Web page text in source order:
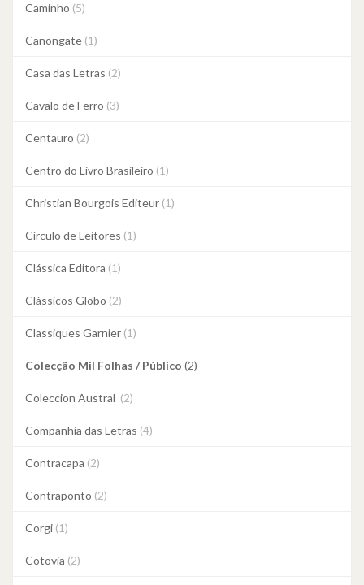
Caminho (5)
Canongate (1)
Casa das Letras (2)
Cavalo de Ferro (3)
Centauro (2)
Centro do Livro Brasileiro (1)
Christian Bourgois Editeur (1)
Círculo de Leitores (1)
Clássica Editora (1)
Clássicos Globo (2)
Classiques Garnier (1)
Colecção Mil Folhas / Público (2)
Coleccion Austral (2)
Companhia das Letras (4)
Contracapa (2)
Contraponto (2)
Corgi (1)
Cotovia (2)